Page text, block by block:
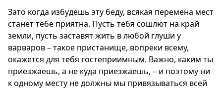
Зато когда избудешь эту беду, всякая перемена мест
станет тебе приятна. Пусть тебя сошлют на край
земли, пусть заставят жить в любой глуши у
варваров – такое пристанище, вопреки всему,
окажется для тебя гостеприимным. Важно, каким ты
приезжаешь, а не куда приезжаешь, – и поэтому ни
к одному месту не должны мы привязываться всей